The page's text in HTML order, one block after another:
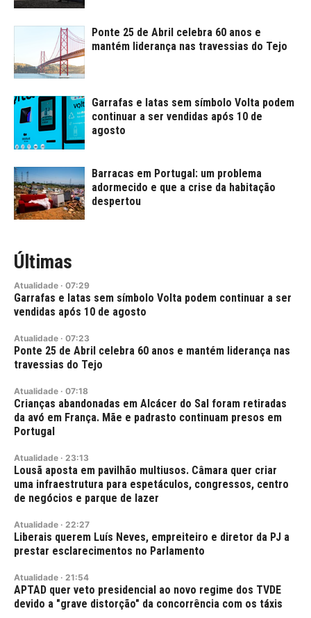
Ponte 25 de Abril celebra 60 anos e
mantém liderança nas travessias do Tejo
Garrafas e latas sem símbolo Volta podem
continuar a ser vendidas após 10 de
agosto
Barracas em Portugal: um problema
adormecido e que a crise da habitação
despertou
Últimas
Atualidade · 07:29
Garrafas e latas sem símbolo Volta podem continuar a ser
vendidas após 10 de agosto
Atualidade · 07:23
Ponte 25 de Abril celebra 60 anos e mantém liderança nas
travessias do Tejo
Atualidade · 07:18
Crianças abandonadas em Alcácer do Sal foram retiradas
da avó em França. Mãe e padrasto continuam presos em
Portugal
Atualidade · 23:13
Lousã aposta em pavilhão multiusos. Câmara quer criar
uma infraestrutura para espetáculos, congressos, centro
de negócios e parque de lazer
Atualidade · 22:27
Liberais querem Luís Neves, empreiteiro e diretor da PJ a
prestar esclarecimentos no Parlamento
Atualidade · 21:54
APTAD quer veto presidencial ao novo regime dos TVDE
devido a "grave distorção" da concorrência com os táxis